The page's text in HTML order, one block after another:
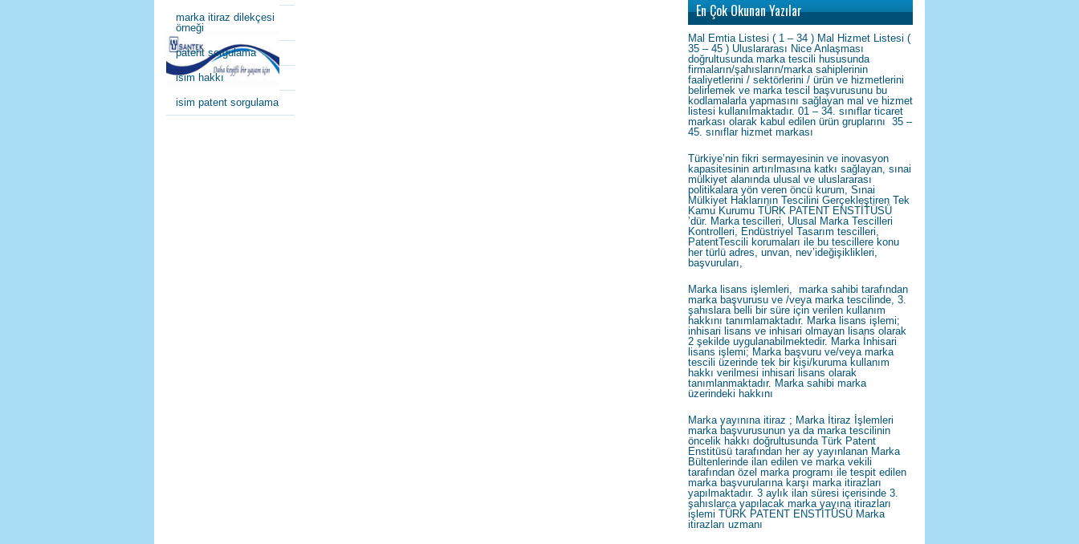
marka itiraz dilekçesi
örneği
patent sorgulama
isim hakkı
isim patent sorgulama
En Çok Okunan Yazılar
Mal Emtia Listesi ( 1 – 34 ) Mal Hizmet Listesi (
35 – 45 ) Uluslararası Nice Anlaşması
doğrultusunda marka tescili hususunda
firmaların/şahısların/marka sahiplerinin
faaliyetlerini / sektörlerini / ürün ve hizmetlerini
belirlemek ve marka tescil başvurusunu bu
kodlamalarla yapmasını sağlayan mal ve hizmet
listesi kullanılmaktadır. 01 – 34. sınıflar ticaret
markası olarak kabul edilen ürün gruplarını 35 –
45. sınıflar hizmet markası
Türkiye’nin fikri sermayesinin ve inovasyon
kapasitesinin artırılmasına katkı sağlayan, sınai
mülkiyet alanında ulusal ve uluslararası
politikalara yön veren öncü kurum, Sınai
Mülkiyet Haklarının Tescilini Gerçekleştiren Tek
Kamu Kurumu TÜRK PATENT ENSTİTÜSÜ
’dür. Marka tescilleri, Ulusal Marka Tescilleri
Kontrolleri, Endüstriyel Tasarım tescilleri,
PatentTescili korumaları ile bu tescillere konu
her türlü adres, unvan, nev’ideğişiklikleri,
başvuruları,
Marka lisans işlemleri, marka sahibi tarafından
marka başvurusu ve /veya marka tescilinde, 3.
şahıslara belli bir süre için verilen kullanım
hakkını tanımlamaktadır. Marka lisans işlemi;
inhisari lisans ve inhisari olmayan lisans olarak
2 şekilde uygulanabilmektedir. Marka İnhisari
lisans işlemi; Marka başvuru ve/veya marka
tescili üzerinde tek bir kişi/kuruma kullanım
hakkı verilmesi inhisari lisans olarak
tanımlanmaktadır. Marka sahibi marka
üzerindeki hakkını
Marka yayınına itiraz ; Marka İtiraz İşlemleri
marka başvurusunun ya da marka tescilinin
öncelik hakkı doğrultusunda Türk Patent
Enstitüsü tarafından her ay yayınlanan Marka
Bültenlerinde ilan edilen ve marka vekili
tarafından özel marka programı ile tespit edilen
marka başvurularına karşı marka itirazları
yapılmaktadır. 3 aylık ilan süresi içerisinde 3.
şahıslarca yapılacak marka yayına itirazları
işlemi TÜRK PATENT ENSTİTÜSÜ Marka
itirazları uzmanı